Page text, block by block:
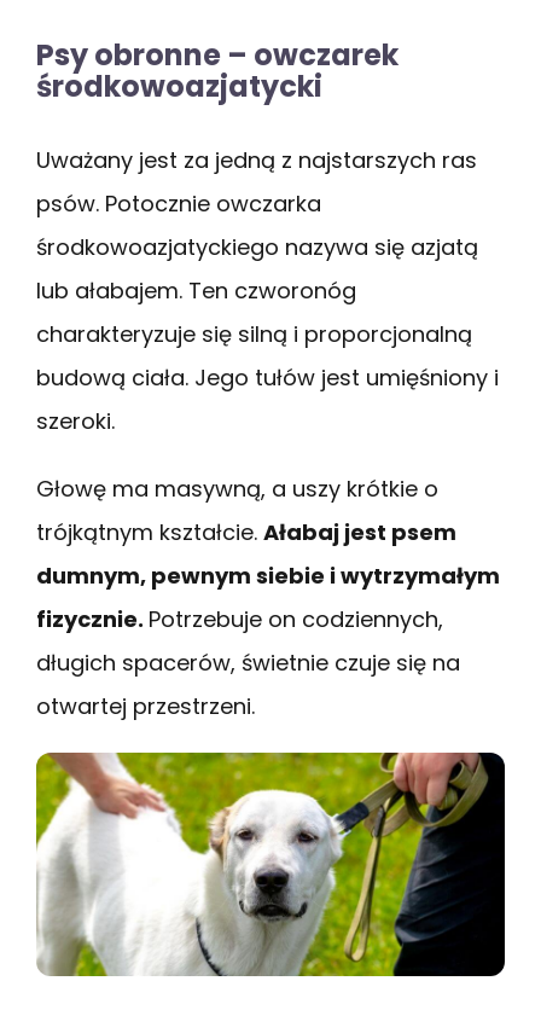
Psy obronne – owczarek
środkowoazjatycki
Uważany jest za jedną z najstarszych ras
psów. Potocznie owczarka
środkowoazjatyckiego nazywa się azjatą
lub ałabajem. Ten czworonóg
charakteryzuje się silną i proporcjonalną
budową ciała. Jego tułów jest umięśniony i
szeroki.
Głowę ma masywną, a uszy krótkie o
trójkątnym kształcie. Ałabaj jest psem
dumnym, pewnym siebie i wytrzymałym
fizycznie. Potrzebuje on codziennych,
długich spacerów, świetnie czuje się na
otwartej przestrzeni.